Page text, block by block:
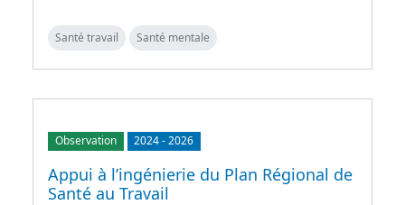
Santé travail Santé mentale
Observation 2024-2026
Appui à l’ingénierie du Plan Régional de
Santé au Travail